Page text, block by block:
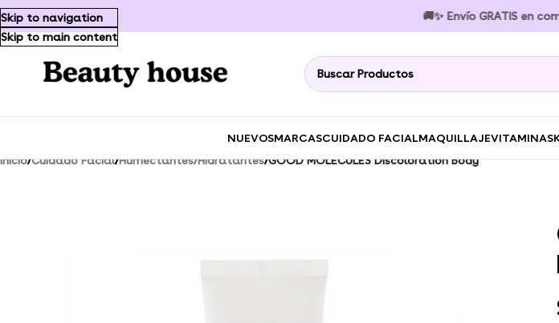
Skip to navigation
Skip to main content
🚚✨ Envío GRATIS en
NUEVOSMARCASCUIDADO FACIALMAQUILLAJEVITAMINAS
Inicio/Cuidado Facial/Humectantes/Hidratantes/GOOD MOLECULES Discoloration Body